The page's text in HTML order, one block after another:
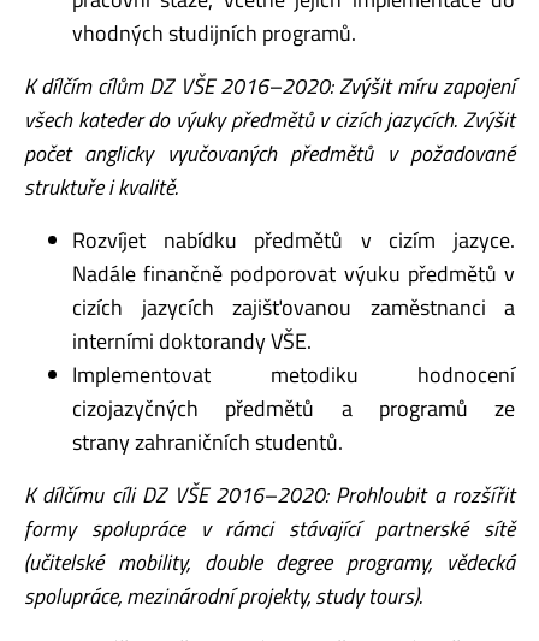
vhodných studijních programů.
K dílčím cílům DZ VŠE 2016–2020: Zvýšit míru zapojení
všech kateder do výuky předmětů vcizích jazycích. Zvýšit
počet anglicky vyučovaných předmětů v požadované
struktuře i kvalitě.
Rozvíjet nabídku předmětů v cizím jazyce.
Nadále finančně podporovat výuku předmětů v
cizích jazycích zajišťovanou zaměstnanci a
interními doktorandy VŠE.
Implementovat metodiku hodnocení
cizojazyčných předmětů a programů ze
strany zahraničních studentů.
K dílčímu cíli DZ VŠE 2016–2020: Prohloubit a rozšířit
formy spolupráce v rámci stávající partnerské sítě
(učitelské mobility, double degree programy, vědecká
spolupráce, mezinárodníprojekty, study tours).